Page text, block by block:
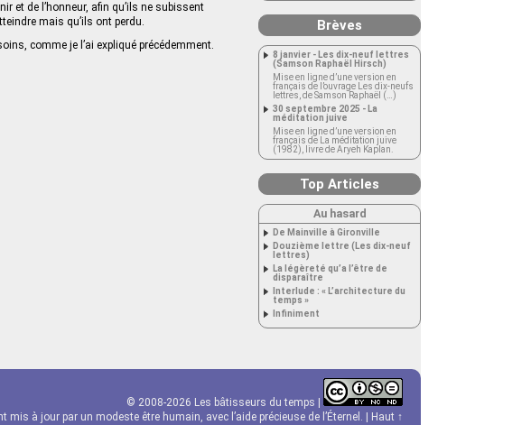
et de l’honneur, afin qu’ils ne subissent
mais qu’ils ont perdu.
comme je l’ai expliqué précédemment.
Brèves
8 janvier - Les dix-neuf lettres
(Samson Raphaël Hirsch)
Mise en ligne d’une version en
français de l’ouvrage Les dix-neufs
lettres, de Samson Raphaël (…)
30 septembre 2025 - La
méditation juive
Mise en ligne d’une version en
français de La méditation juive
(1982), livre de Aryeh Kaplan.
Top Articles
Au hasard
De Mainville à Gironville
Douzième lettre (Les dix-neuf
lettres)
La légèreté qu’a l’être de
disparaître
Interlude : « L’architecture du
temps »
Infiniment
© 2008-2026 Les bâtisseurs du temps |
mis à jour par un modeste être humain, avec l’aide précieuse de l’Éternel. | Haut ↑